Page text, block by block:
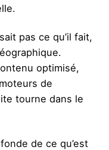
pas ce qu’il fait,
optimisé,
de
tourne dans le
de ce qu’est